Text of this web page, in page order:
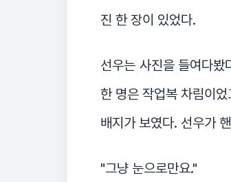
진 한 장이 있었다.
선우는 사진을 들여다
한 명은 작업복 차림이
배지가 보였다. 선우가
"그냥 눈으로만요."